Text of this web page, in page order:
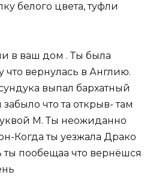
белого цвета, туфли
в ваш дом . Ты была
что вернулась в Англию.
выпал бархатный
что та открыв- там
М. Ты неожиданно
Когда ты уезжала Драко
ты пообещаа что вернёшся